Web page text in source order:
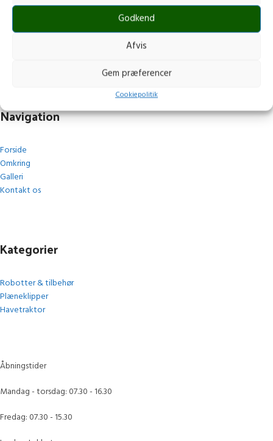
Godkend
Afvis
Gem præferencer
Cookiepolitik
Gammelmark 1, 6630 Rødding
post@stops.dk
Navigation
Forside
Omkring
Galleri
Kontakt os
Kategorier
Robotter & tilbehør
Plæneklipper
Havetraktor
Åbningstider
Mandag - torsdag: 07.30 - 16.30
Fredag: 07.30 - 15.30